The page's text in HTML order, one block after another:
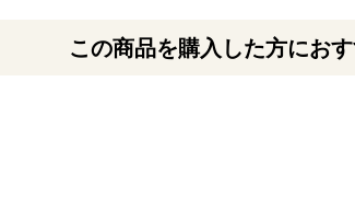
この商品を購入した方にお